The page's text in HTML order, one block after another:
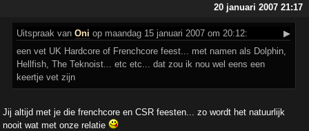
20 januari 2007 21:17
Uitspraak vanOni op maandag 15 januari 2007 om 20:12:
▶
een vet UK Hardcore of Frenchcore feest... met namen als Dolphin,
Hellfish, The Teknoist... etc etc... dat zou ik nou wel eens een
keertje vet zijn
Jij altijd met je die frenchcore en CSR feesten... zo wordt het natuurlijk
nooit wat met onze relatie